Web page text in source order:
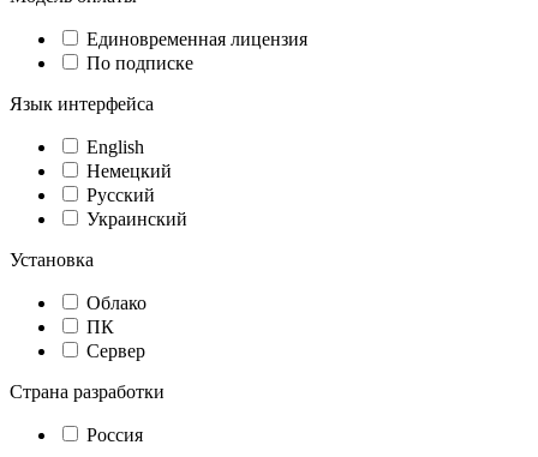
Единовременная лицензия
По подписке
Язык интерфейса
English
Немецкий
Русский
Украинский
Установка
Облако
ПК
Сервер
Страна разработки
Россия